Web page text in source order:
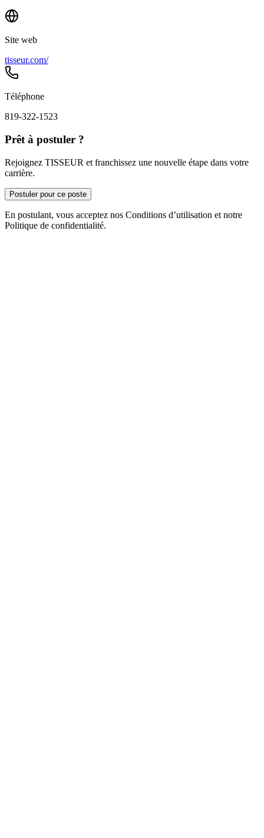
Site web
tisseur.com/
Téléphone
819-322-1523
Prêt à postuler ?
Rejoignez TISSEUR et franchissez une nouvelle étape dans votre
carrière.
Postuler pour ce poste
En postulant, vous acceptez nos Conditions d’utilisation et notre
Politique de confidentialité.